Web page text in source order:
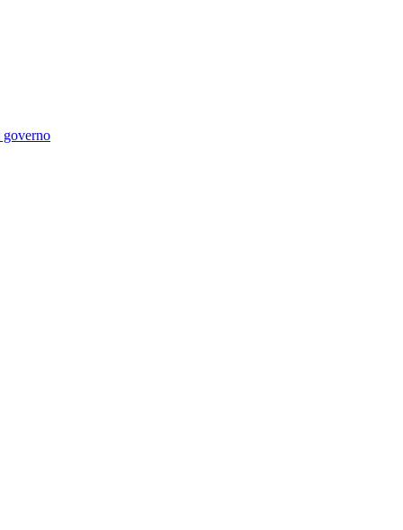
governo